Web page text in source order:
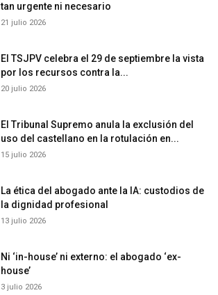
tan urgente ni necesario
21 julio 2026
El TSJPV celebra el 29 de septiembre la vista
por los recursos contra la...
20 julio 2026
El Tribunal Supremo anula la exclusión del
uso del castellano en la rotulación en...
15 julio 2026
La ética del abogado ante la IA: custodios de
la dignidad profesional
13 julio 2026
Ni ‘in-house’ ni externo: el abogado ‘ex-
house’
3 julio 2026